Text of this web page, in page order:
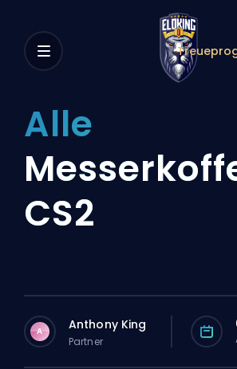
Alle
CS2
A Anthony King
Partner